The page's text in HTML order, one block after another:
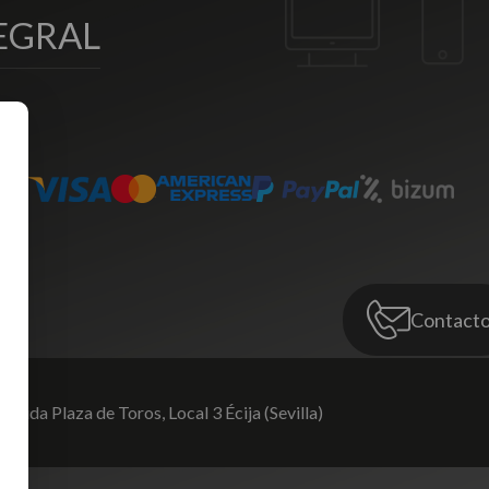
Plaza de Toros, Local 3 Écija (Sevilla)